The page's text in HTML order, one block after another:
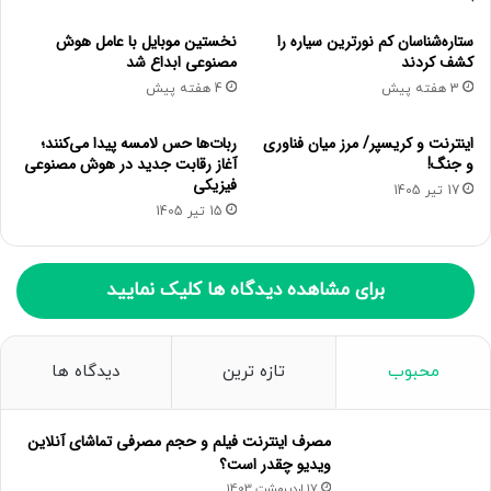
ازQuick Startاستفاده کنید
اگر گوشی آیفون یا تبلت آیپد دیگری در اختیار دارید که به
Apple IDنیز روی گوشی سِت شده باشد، می‌توانیم پس از به روز
رسانی
iOSاز
برای انتقال تنظیمات و داده‌ها به
ستاره‌شناسان کم نورترین سیاره را
کشف کردند
3 هفته پیش
نخستین موبایل با عامل هوش
مصنوعی ابداع شد
4 هفته پیش
اینترنت و کریسپر/ مرز میان فناوری
و جنگ!
17 تیر 1405
ربات‌ها حس لامسه پیدا می‌کنند؛
آغاز رقابت جدید در هوش مصنوعی
فیزیکی
15 تیر 1405
برای مشاهده دیدگاه ها کلیک نمایید
محبوب تازه ترین دیدگاه ها
مصرف اینترنت فیلم و حجم مصرفی تماشای آنلاین
ویدیو چقدر است؟